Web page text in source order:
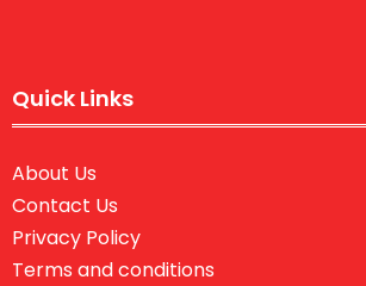
Quick Links
About Us
Contact Us
Privacy Policy
Terms and conditions